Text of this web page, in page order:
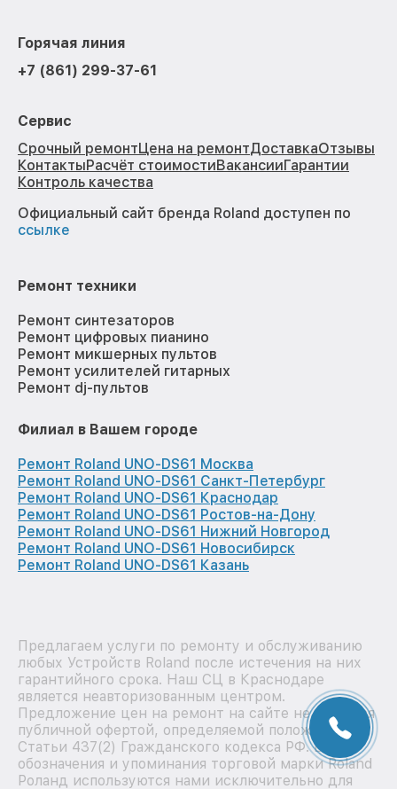
Горячая линия
+7 (861) 299-37-61
Сервис
Срочный ремонтЦена на ремонтДоставкаОтзывы
КонтактыРасчёт стоимостиВакансииГарантии
Контроль качества
Официальный сайт бренда Roland доступен по
ссылке
Ремонт техники
Ремонт синтезаторов
Ремонт цифровых пианино
Ремонт микшерных пультов
Ремонт усилителей гитарных
Ремонт dj-пультов
Филиал в Вашем городе
Ремонт Roland UNO-DS61 Москва
Ремонт Roland UNO-DS61 Санкт-Петербург
Ремонт Roland UNO-DS61 Краснодар
Ремонт Roland UNO-DS61 Ростов-на-Дону
Ремонт Roland UNO-DS61 Нижний Новгород
Ремонт Roland UNO-DS61 Новосибирск
Ремонт Roland UNO-DS61 Казань
Предлагаем услуги по ремонту и обслуживанию
любых Устройств Roland после истечения на них
гарантийного срока. Наш СЦ в Краснодаре
является неавторизованным центром.
Предложение цен на ремонт на сайте не является
публичной офертой, определяемой положениями
Статьи 437(2) Гражданского кодекса РФ. Все
обозначения и упоминания торговой марки Roland
Роланд используются нами исключительно для